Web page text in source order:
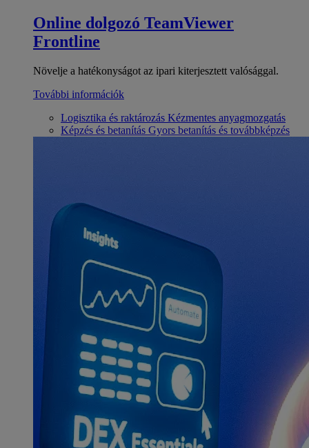
Online dolgozó TeamViewer
Frontline
Növelje a hatékonyságot az ipari kiterjesztett valósággal.
További információk
Logisztika és raktározás Kézmentes anyagmozgatás
Képzés és betanítás Gyors betanítás és továbbképzés